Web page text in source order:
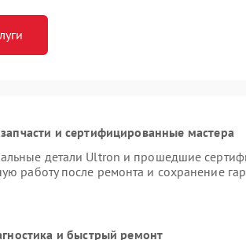
и сертифицированные мастера
детали Ultron и прошедшие
работу после ремонта и сохранение
и быстрый ремонт